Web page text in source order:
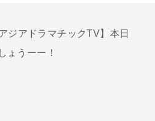
ジアドラマチックTV】本日
うーー！